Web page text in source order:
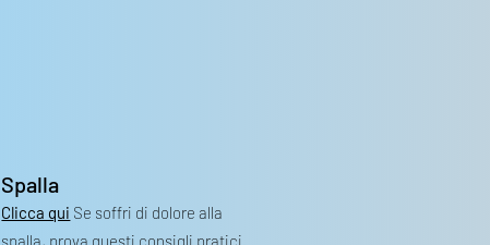
Spalla
Clicca qui Se soffri di dolore alla
spalla, prova questi consigli pratici.